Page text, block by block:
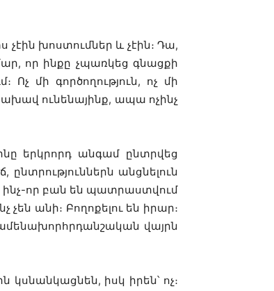
չէին խոստումներ և չէին։ Դա,
որ ինքը չպառկեց գնացքի
Ոչ մի գործողություն, ոչ մի
ունենայինք, ապա ոչինչ
երկրորդ անգամ ընտրվեց
անցնելուն
որ բան են պատրաստվում
անի։ Բողոքելու են իրար։
ամենախորհրդանշական վայրն
իսկ իրեն՝ ոչ։